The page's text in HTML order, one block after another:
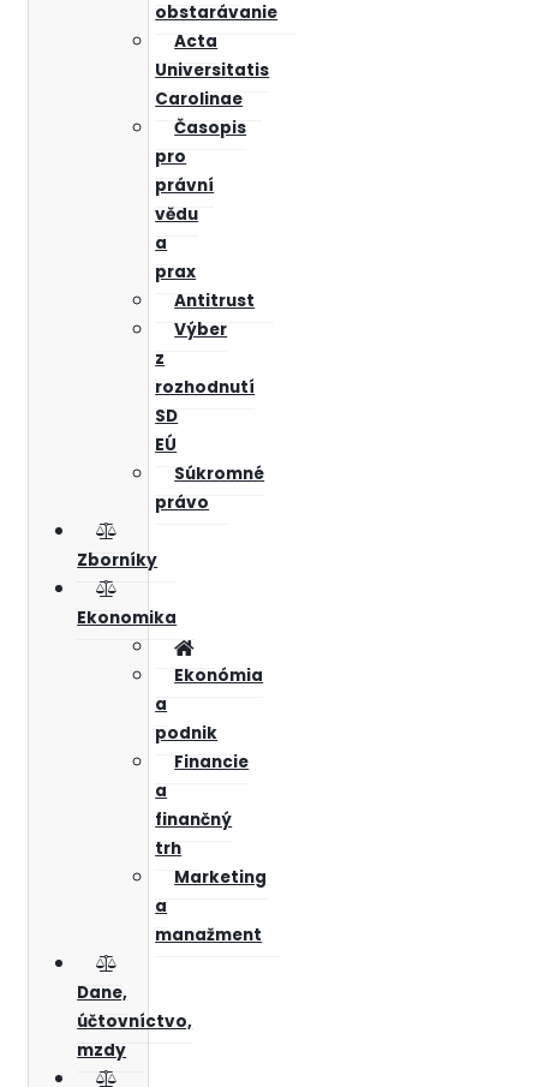
obstarávanie
Acta
Universitatis
Carolinae
Časopis
pro
právní
vědu
a
prax
Antitrust
Výber
z
rozhodnutí
SD
EÚ
Súkromné
právo
Zborníky
Ekonomika
Ekonómia
a
podnik
Financie
a
finančný
trh
Marketing
a
manažment
Dane,
účtovníctvo,
mzdy